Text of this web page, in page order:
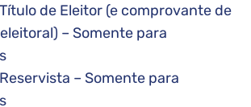
de Eleitor (e comprovante de
– Somente para
– Somente para